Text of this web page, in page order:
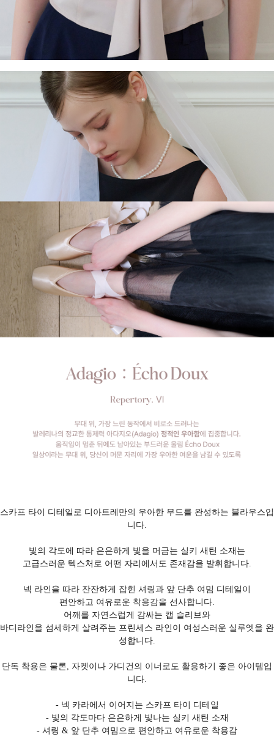
스카프 타이 디테일로 디아트레만의 우아한 무드를 완성하는 블라우스입
니다.
빛의 각도에 따라 은은하게 빛을 머금는 실키 새틴 소재는
고급스러운 텍스처로 어떤 자리에서도 존재감을 발휘합니다.
넥 라인을 따라 잔잔하게 잡힌 셔링과 앞 단추 여밈 디테일이
편안하고 여유로운 착용감을 선사합니다.
어깨를 자연스럽게 감싸는 캡 슬리브와
바디라인을 섬세하게 살려주는 프린세스 라인이 여성스러운 실루엣을 완
성합니다.
단독 착용은 물론, 자켓이나 가디건의 이너로도 활용하기 좋은 아이템입
니다.
- 넥 카라에서 이어지는 스카프 타이 디테일
- 빛의 각도마다 은은하게 빛나는 실키 새틴 소재
- 셔링 & 앞 단추 여밈으로 편안하고 여유로운 착용감